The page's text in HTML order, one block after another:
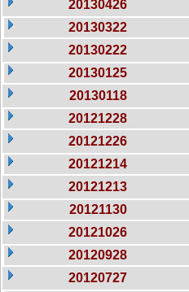
20130426
20130322
20130222
20130125
20130118
20121228
20121226
20121214
20121213
20121130
20121026
20120928
20120727